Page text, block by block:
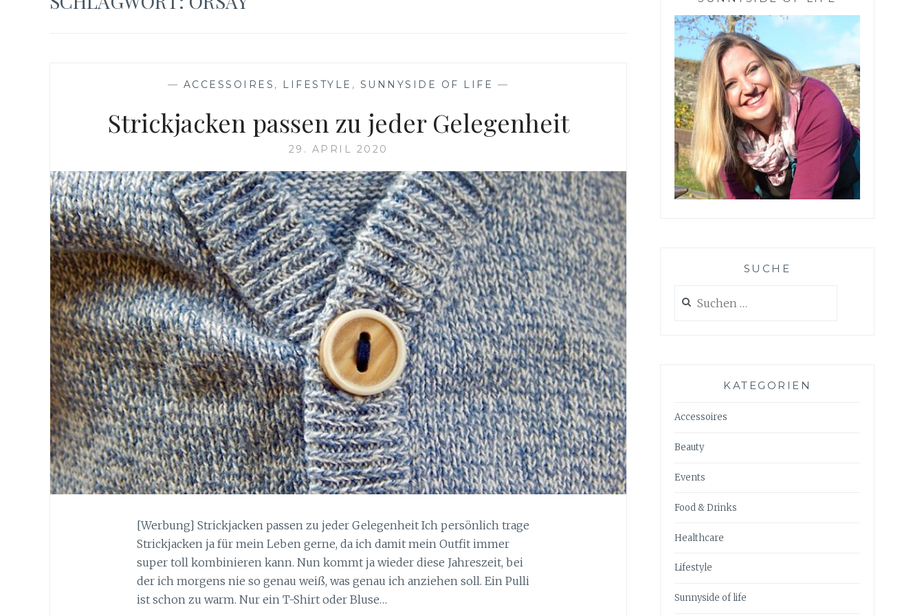
— ACCESSOIRES , LIFESTYLE , SUNNYSIDE OF LIFE —
Strickjacken passen zu jeder Gelegenheit
29. APRIL 2020
[Werbung] Strickjacken passen zu jeder Gelegenheit Ich persönlich trage
Strickjacken ja für mein Leben gerne, da ich damit mein Outfit immer
super toll kombinieren kann. Nun kommt ja wieder diese Jahreszeit, bei
der ich morgens nie so genau weiß, was genau ich anziehen soll. Ein Pulli
ist schon zu warm. Nur ein T-Shirt oder Bluse…
SUCHE
nach:
KATEGORIEN
Accessoires
Beauty
Events
Food & Drinks
Healthcare
Lifestyle
Sunnyside of life